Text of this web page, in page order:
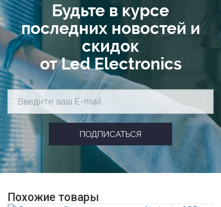
Будьте в курсе
последних новостей и
скидок
от Led Electronics
Похожие товары